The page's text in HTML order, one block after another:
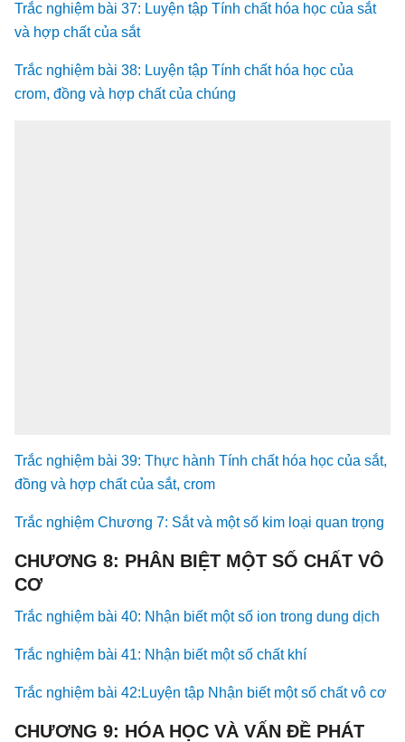
Trắc nghiệm bài 37: Luyện tập Tính chất hóa học của sắt
và hợp chất của sắt
Trắc nghiệm bài 38: Luyện tập Tính chất hóa học của
crom, đồng và hợp chất của chúng
Trắc nghiệm bài 39: Thực hành Tính chất hóa học của sắt,
đồng và hợp chất của sắt, crom
Trắc nghiệm Chương 7: Sắt và một số kim loại quan trọng
CHƯƠNG 8: PHÂN BIỆT MỘT SỐ CHẤT VÔ
CƠ
Trắc nghiệm bài 40: Nhận biết một số ion trong dung dịch
Trắc nghiệm bài 41: Nhận biết một số chất khí
Trắc nghiệm bài 42:Luyện tập Nhận biết một số chất vô cơ
CHƯƠNG 9: HÓA HỌC VÀ VẤN ĐỀ PHÁT